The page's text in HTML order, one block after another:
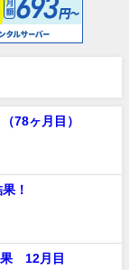
78ヶ月目）
！
12月目